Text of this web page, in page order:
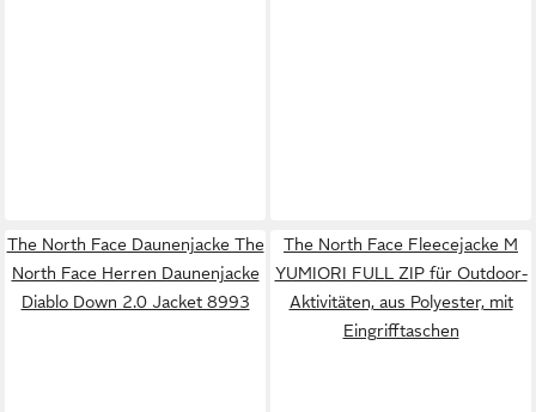
The North Face Daunenjacke The
North Face Herren Daunenjacke
Diablo Down 2.0 Jacket 8993
The North Face Fleecejacke M
YUMIORI FULL ZIP für Outdoor-
Aktivitäten, aus Polyester, mit
Eingrifftaschen